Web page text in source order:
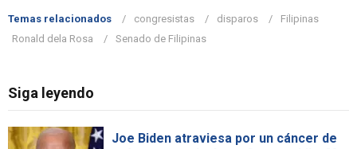
Temas relacionados congresistas disparos
Filipinas
Ronald dela Rosa
Senado de Filipinas
Siga leyendo
Joe Biden atraviesa por un cáncer de